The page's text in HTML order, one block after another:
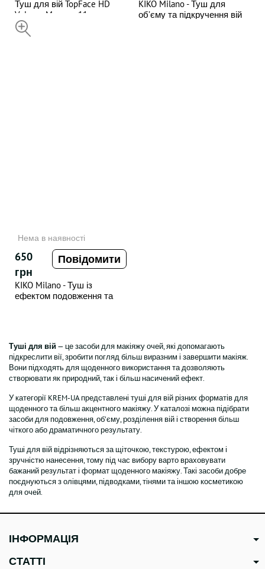
Туш для вій TopFace HD
Volume Mascara 11 мл
KIKO Milano - Туш для
об’єму та підкручення вій
Нема в наявності
650
грн
Повідомити
KIKO Milano - Туш із
ефектом подовження та
Туші для вій— це засоби для макіяжу очей, які допомагають
підкреслити вії, зробити погляд більш виразним і завершити макіяж.
Вони підходять для щоденного використання та дозволяють
створювати як природний, так і більш насичений ефект.
У категорії KREM-UA представлені туші для вій різних форматів для
щоденного та більш акцентного макіяжу. У каталозі можна підібрати
засоби для подовження, об’єму, розділення вій і створення більш
чіткого або драматичного результату.
Туші для вій відрізняються за щіточкою, текстурою, ефектом і
зручністю нанесення, тому під час вибору варто враховувати
бажаний результат і формат щоденного макіяжу. Такі засоби добре
поєднуються з олівцями, підводками, тінями та іншою косметикою
для очей.
ІНФОРМАЦІЯ
СТАТТІ